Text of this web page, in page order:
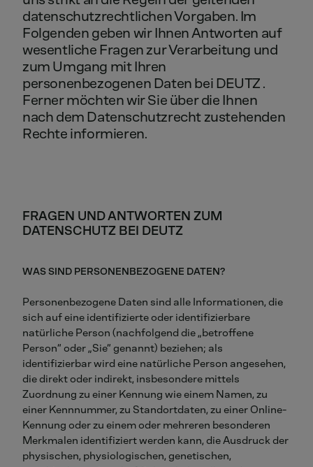
datenschutzrechtlichenVorgaben. Im
Folgenden geben wirIhnenAntworten auf
wesentliche Fragen zurVerarbeitung und
zum Umgang mitIhren
personenbezogenen Daten bei DEUTZ .
FernermöchtenwirSie überdie Ihnen
nach dem Datenschutzrecht zustehenden
Rechte informieren.
FRAGEN UND ANTWORTEN ZUM
DATENSCHUTZ BEI DEUTZ
WAS SIND PERSONENBEZOGENE DATEN?
Personenbezogene Daten sind alle Informationen, die
sich auf eine identifizierte oder identifizierbare
natürliche Person (nachfolgend die „betroffene
Person“ oder „Sie“ genannt) beziehen; als
identifizierbar wird eine natürliche Person angesehen,
die direkt oder indirekt, insbesondere mittels
Zuordnung zu einer Kennung wie einem Namen, zu
einer Kennnummer, zu Standortdaten, zu einer Online-
Kennung oder zu einem oder mehreren besonderen
Merkmalen identifiziert werden kann, die Ausdruck der
physischen, physiologischen, genetischen,